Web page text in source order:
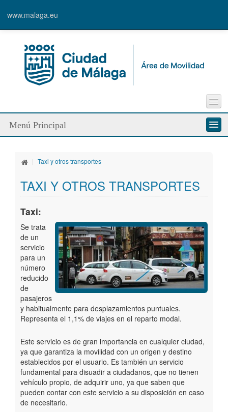
www.malaga.eu
Incidencia vía pública
Sugerencias
Menú Principal
Modos de desplazamiento
Líneas de trabajo
Geoportal
| Taxi y otros transportes
TAXI Y OTROS TRANSPORTES
Taxi:
Se trata
de un
servicio
para un
número
reducido
de
pasajeros
y habitualmente para desplazamientos puntuales.
Representa el 1,1% de viajes en el reparto modal.
Este servicio es de gran importancia en cualquier ciudad,
ya que garantiza la movilidad con un origen y destino
establecidos por el usuario. Es también un servicio
fundamental para disuadir a ciudadanos, que no tienen
vehículo propio, de adquirir uno, ya que saben que
pueden contar con este servicio a su disposición en caso
de necesitarlo.